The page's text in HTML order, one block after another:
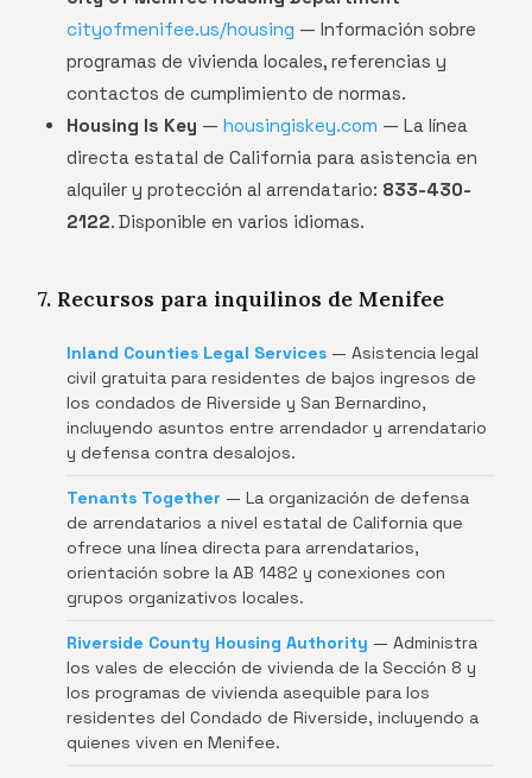
cityofmenifee.us/housing — Información sobre
programas de vivienda locales, referencias y
contactos de cumplimiento de normas.
Housing Is Key — housingiskey.com — La línea
directa estatal de California para asistencia en
alquiler y protección al arrendatario: 833-430-
2122. Disponible en varios idiomas.
7. Recursos para inquilinos de Menifee
Inland Counties Legal Services — Asistencia legal
civil gratuita para residentes de bajos ingresos de
los condados de Riverside y San Bernardino,
incluyendo asuntos entre arrendador y arrendatario
y defensa contra desalojos.
Tenants Together — La organización de defensa
de arrendatarios a nivel estatal de California que
ofrece una línea directa para arrendatarios,
orientación sobre la AB 1482 y conexiones con
grupos organizativos locales.
Riverside County Housing Authority — Administra
los vales de elección de vivienda de la Sección 8 y
los programas de vivienda asequible para los
residentes del Condado de Riverside, incluyendo a
quienes viven en Menifee.